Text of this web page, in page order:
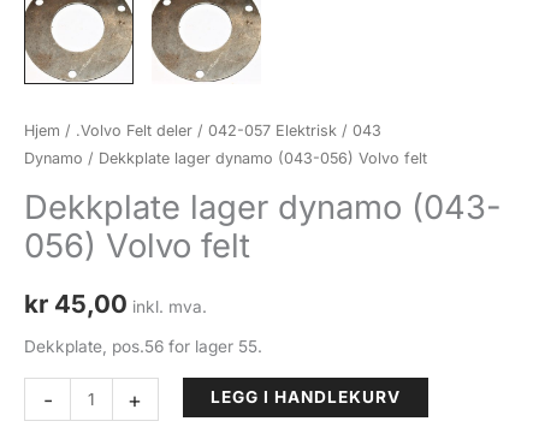
Hjem / .Volvo Felt deler / 042-057 Elektrisk / 043
Dynamo / Dekkplate lager dynamo (043-056) Volvo felt
Dekkplate lager dynamo (043-
056) Volvo felt
kr 45,00 inkl. mva.
Dekkplate, pos.56 for lager 55.
-
Dekkplate
lager
+ LEGG I HANDLEKURV